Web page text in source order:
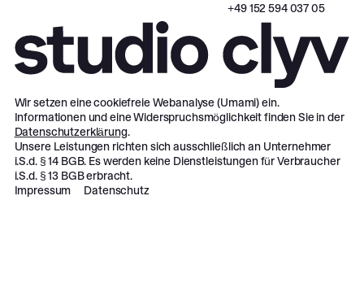
‪+49 152 594 037 05‬
Wir setzen eine cookiefreie Webanalyse (Umami) ein.
Informationen und eine Widerspruchsmöglichkeit finden Sie in der
Datenschutzerklärung.
Unsere Leistungen richten sich ausschließlich an Unternehmer
i.S.d. § 14 BGB. Es werden keine Dienstleistungen für Verbraucher
i.S.d. § 13 BGB erbracht.
Impressum
Datenschutz